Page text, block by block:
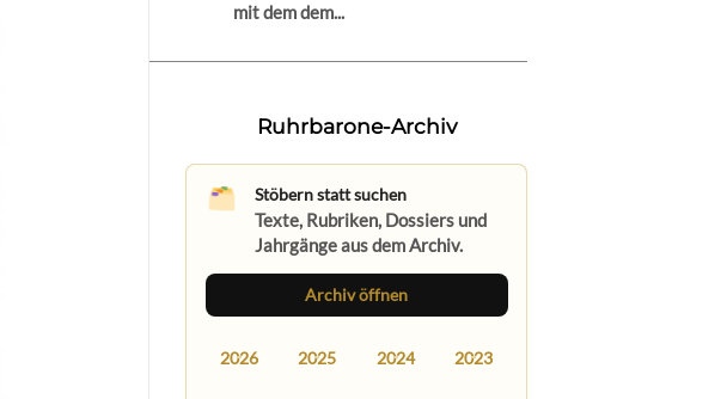
mit dem dem...
Ruhrbarone-Archiv
Stöbern statt suchen
Texte, Rubriken, Dossiers und
Jahrgänge aus dem Archiv.
Archiv öffnen
2026 2025 2024 2023